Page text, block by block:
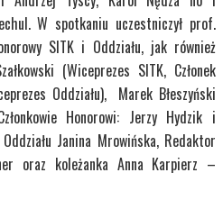
W spotkaniu uczestniczył prof.
SITK i Oddziału, jak również
(Wiceprezes SITK, Członek
Oddziału), Marek Błeszyński
Honorowi: Jerzy Hydzik i
Janina Mrowińska, Redaktor
oraz koleżanka Anna Karpierz –